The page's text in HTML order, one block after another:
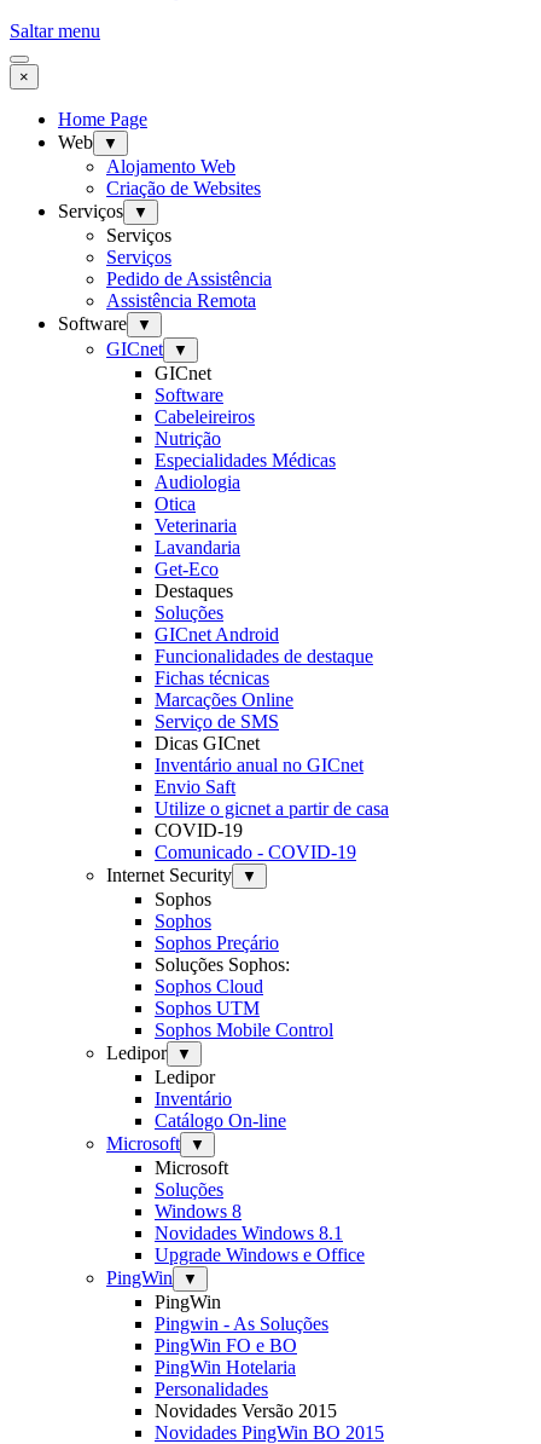
Saltar menu
×
Home Page
Web
▼
Alojamento Web
Criação de Websites
Serviços
▼
Serviços
Serviços
Pedido de Assistência
Assistência Remota
Software
▼
GICnet ▼
GICnet
Software
Cabeleireiros
Nutrição
Especialidades Médicas
Audiologia
Otica
Veterinaria
Lavandaria
Get-Eco
Destaques
Soluções
GICnet Android
Funcionalidades de destaque
Fichas técnicas
Marcações Online
Serviço de SMS
Dicas GICnet
Inventário anual no GICnet
Envio Saft
Utilize o gicnet a partir de casa
COVID-19
Comunicado - COVID-19
Internet Security
▼
Sophos
Sophos
Sophos Preçário
Soluções Sophos:
Sophos Cloud
Sophos UTM
Sophos Mobile Control
Ledipor
▼
Ledipor
Inventário
Catálogo On-line
Microsoft
▼
Microsoft
Soluções
Windows 8
Novidades Windows 8.1
Upgrade Windows e Office
PingWin
▼
PingWin
Pingwin - As Soluções
PingWin FO e BO
PingWin Hotelaria
Personalidades
Novidades Versão 2015
Novidades PingWin BO 2015